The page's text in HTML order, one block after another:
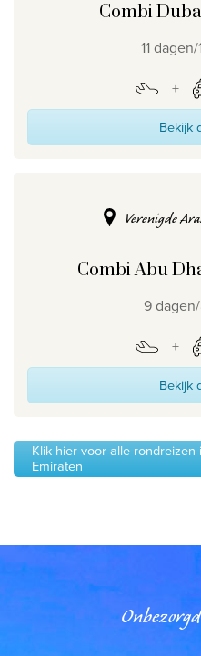
Combi
11
Bekijk
Verenigde
Combi Abu
9
Bekijk
Klik hier voor alle
Emiraten